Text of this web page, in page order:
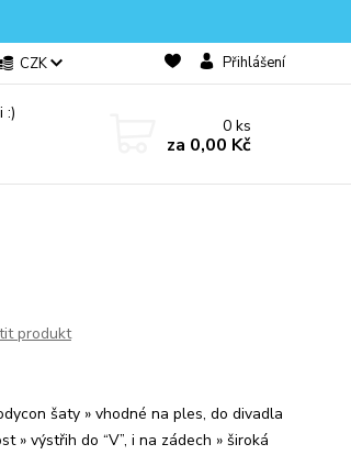
CZK Přihlášení
:)
0ks
za 0,00 Kč
produkt
šaty » vhodné na ples, do divadla
» výstřih do “V”, i na zádech » široká